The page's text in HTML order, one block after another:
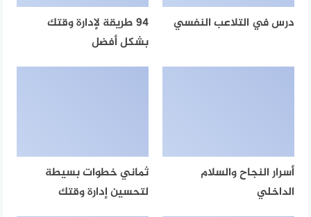
درس في التلاعب النفسي
94 طريقة لإدارة وقتك
بشكل أفضل
أسرار النجاح والسلام
الداخلي
ثماني خطوات بسيطة
لتحسين إدارة وقتك